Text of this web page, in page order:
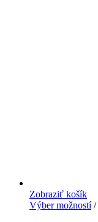
Zobraziť košík
Výber možností/